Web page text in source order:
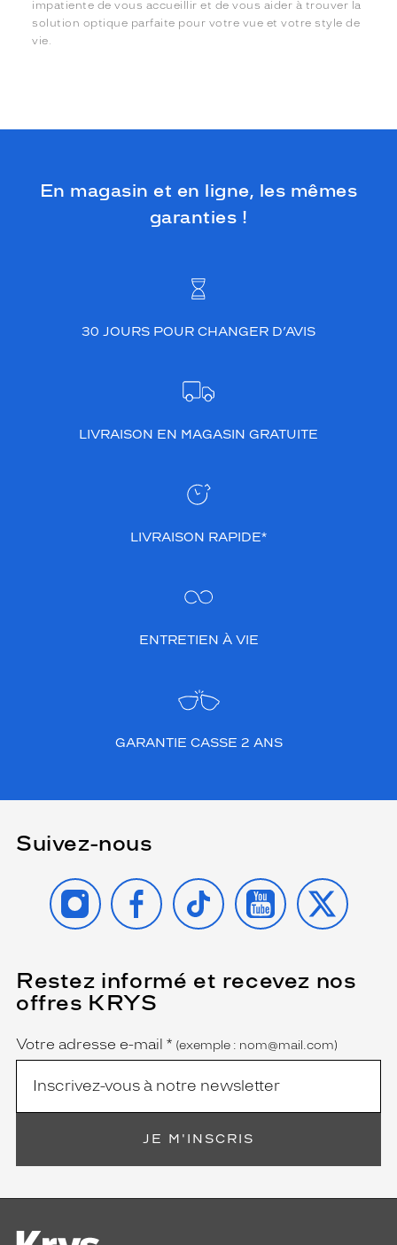
impatiente de vous accueillir et de vous aider à trouver la
solution optique parfaite pour votre vue et votre style de
vie.
En magasin et en ligne, les mêmes
garanties !
30 JOURS POUR CHANGER D’AVIS
LIVRAISON EN MAGASIN GRATUITE
LIVRAISON RAPIDE*
ENTRETIEN À VIE
GARANTIE CASSE 2 ANS
Suivez-nous
INSTAGRAMFACEBOOK
TIKTOK YOUTUBE
X
Restez informé et recevez nos
offres KRYS
Name
Votre adresse e-mail *
(Ce
champ
est
obligatoire)
(exemple : nom@mail.com)
JE M'INSCRIS